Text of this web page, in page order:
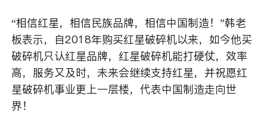
“相信红星，相信民族品牌，相信中国制造！”韩老
板表示，自2018年购买红星破碎机以来，如今他买
破碎机只认红星品牌，红星破碎机能打硬仗，效率
高，服务又及时，未来会继续支持红星，并祝愿红
星破碎机事业更上一层楼，代表中国制造走向世
界！